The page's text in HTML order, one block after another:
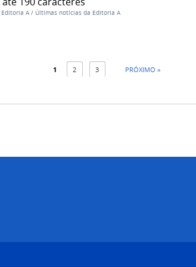
Editoria A / Últimas notícias da Editoria A
1 2 3 PRÓXIMO »